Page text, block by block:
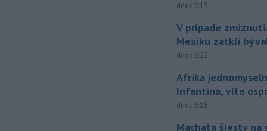
dnes 6:15
V prípade
Mexiku zatkli
dnes 6:22
Afrika
Infantina, víta
dnes 6:18
Machata šiesty na